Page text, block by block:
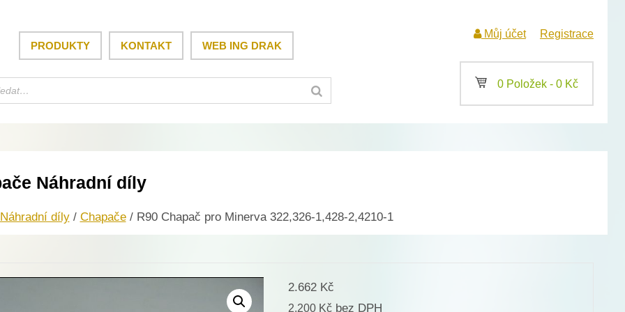
PRODUKTY KONTAKT WEB ING DRAK
Můj účet Registrace
a 0 Položek - 0 Kč
Náhradní díly
Náhradní díly/ Chapače/ R90 Chapač pro Minerva 322,326-1,428-2,4210-1
2.662 Kč
2.200 Kč bez DPH